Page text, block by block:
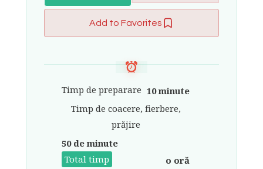
Add to Favorites
Timp de preparare 10 minute
Timp de coacere, fierbere,
prăjire
50 de minute
Total timp
o oră